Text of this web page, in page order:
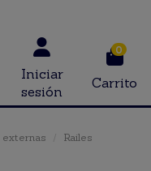
Iniciar
sesión
0
Carrito
externas Railes